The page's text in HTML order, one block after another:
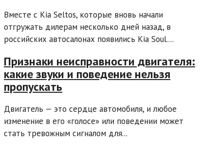
Вместе с Kia Seltos, которые вновь начали
отгружать дилерам несколько дней назад, в
российских автосалонах появились Kia Soul....
Признаки неисправности двигателя:
какие звуки и поведение нельзя
пропускать
Двигатель — это сердце автомобиля, и любое
изменение в его «голосе» или поведении может
стать тревожным сигналом для...